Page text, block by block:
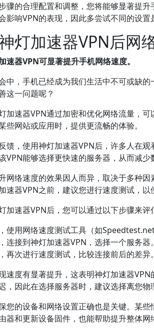
骤的合理配置和调整，您将能够显著提
影响VPN的表现，因此多尝试不同的设置
灯加速器VPN后网
速器VPN可显著提升手机网络速度。
中，手机已经成为我们生活中不可或缺
这一问题呢？
加速器VPN通过加密和优化网络流量，
些网站或应用时，提供更流畅的体验。
馈，使用神灯加速器VPN后，许多人在
VPN能够选择更快速的服务器，从而减少
网络速度的效果因人而异，取决于多种
速器VPN之前，建议您进行速度测试，以
加速器VPN后，您可以通过以下步骤来评
使用网络速度测试工具（如Speedtest.net
连接到神灯加速器VPN，选择一个服务器。
再次进行速度测试，比较连接前后的差异。
速度有显著提升，这表明神灯加速器
，因此在选择服务器时，建议选择离您物
您的设备和网络设置正确也是关键。某
器和更新设备固件，也能帮助提升整体网